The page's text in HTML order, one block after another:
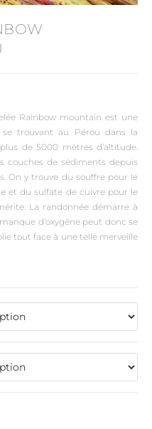
Rainbow mountain est une
trouvant au Pérou dans la
de 5000 mètres d’altitude.
couches de sédiments depuis
On y trouve du souffre pour le
et du sulfate de cuivre pour le
La randonnée démarre à
d’oxygène peut donc se
tout face à une telle merveille